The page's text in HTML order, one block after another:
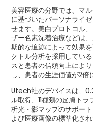
美容医療の分野では、マ
に基づいたパーソナライ
せます。美白プロトコル
ザー色素沈着治療などは
期的な追跡によって効果
クトル分析を採用してい
スと患者の信頼向上によ
し、患者の生涯価値が2倍
Utech社のデバイスは、
ル取得、11種類の皮膚ト
析光・影マップのサポー
よび医療画像の標準化さ